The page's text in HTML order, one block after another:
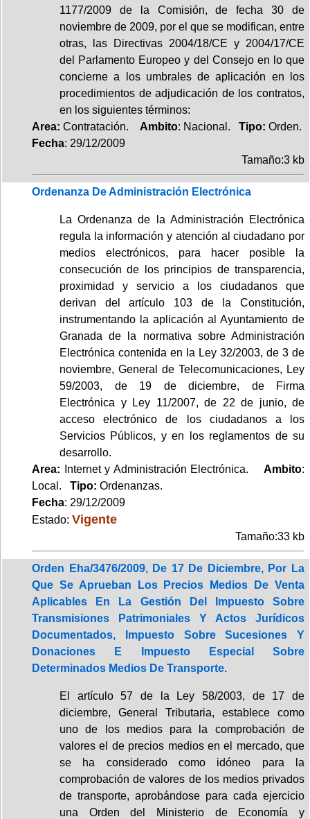
1177/2009 de la Comisión, de fecha 30 de
noviembre de 2009, por el que se modifican, entre
otras, las Directivas 2004/18/CE y 2004/17/CE
del Parlamento Europeo y del Consejo en lo que
concierne a los umbrales de aplicación en los
procedimientos de adjudicación de los contratos,
en los siguientes términos:
Area: Contratación. Ambito: Nacional. Tipo: Orden.
Fecha: 29/12/2009
Tamaño:3 kb
Ordenanza De Administración Electrónica
La Ordenanza de la Administración Electrónica
regula la información y atención al ciudadano por
medios electrónicos, para hacer posible la
consecución de los principios de transparencia,
proximidad y servicio a los ciudadanos que
derivan del artículo 103 de la Constitución,
instrumentando la aplicación al Ayuntamiento de
Granada de la normativa sobre Administración
Electrónica contenida en la Ley 32/2003, de 3 de
noviembre, General de Telecomunicaciones, Ley
59/2003, de 19 de diciembre, de Firma
Electrónica y Ley 11/2007, de 22 de junio, de
acceso electrónico de los ciudadanos a los
Servicios Públicos, y en los reglamentos de su
desarrollo.
Area: Internet y Administración Electrónica. Ambito:
Local. Tipo: Ordenanzas.
Fecha: 29/12/2009
Estado: Vigente
Tamaño:33 kb
Orden Eha/3476/2009, De 17 De Diciembre, Por La
Que Se Aprueban Los Precios Medios De Venta
Aplicables En La Gestión Del Impuesto Sobre
Transmisiones Patrimoniales Y Actos Jurídicos
Documentados, Impuesto Sobre Sucesiones Y
Donaciones E Impuesto Especial Sobre
Determinados Medios De Transporte.
El artículo 57 de la Ley 58/2003, de 17 de
diciembre, General Tributaria, establece como
uno de los medios para la comprobación de
valores el de precios medios en el mercado, que
se ha considerado como idóneo para la
comprobación de valores de los medios privados
de transporte, aprobándose para cada ejercicio
una Orden del Ministerio de Economía y